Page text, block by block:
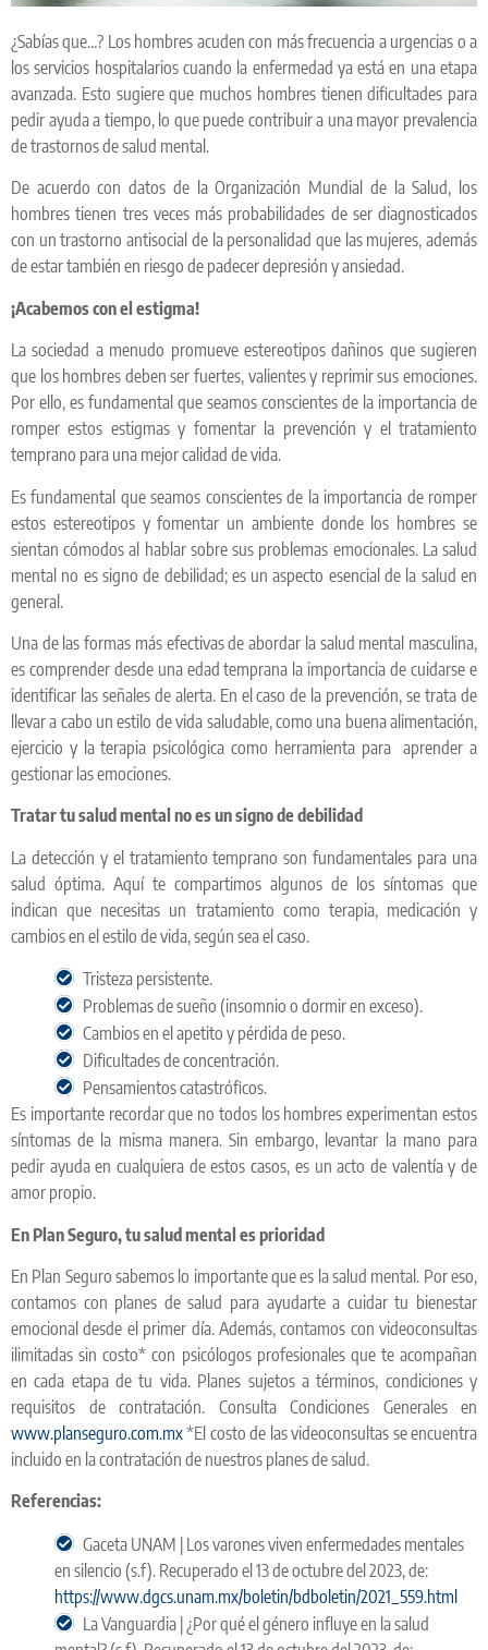
¿Sabías que…? Los hombres acuden con más frecuencia a urgencias o a
los servicios hospitalarios cuando la enfermedad ya está en una etapa
avanzada. Esto sugiere que muchos hombres tienen dificultades para
pedir ayuda a tiempo, lo que puede contribuir a una mayor prevalencia
de trastornos de salud mental.
De acuerdo con datos de la Organización Mundial de la Salud, los
hombres tienen tres veces más probabilidades de ser diagnosticados
con un trastorno antisocial de la personalidad que las mujeres, además
de estar también en riesgo de padecer depresión y ansiedad.
¡Acabemos con el estigma!
La sociedad a menudo promueve estereotipos dañinos que sugieren
que los hombres deben ser fuertes, valientes y reprimir sus emociones.
Por ello, es fundamental que seamos conscientes de la importancia de
romper estos estigmas y fomentar la prevención y el tratamiento
temprano para una mejor calidad de vida.
Es fundamental que seamos conscientes de la importancia de romper
estos estereotipos y fomentar un ambiente donde los hombres se
sientan cómodos al hablar sobre sus problemas emocionales. La salud
mental no es signo de debilidad; es un aspecto esencial de la salud en
general.
Una de las formas más efectivas de abordar la salud mental masculina,
es comprender desde una edad temprana la importancia de cuidarse e
identificar las señales de alerta. En el caso de la prevención, se trata de
llevar a cabo un estilo de vida saludable, como una buena alimentación,
ejercicio y la terapia psicológica como herramienta para aprender a
gestionar las emociones.
Tratar tu salud mental no es un signo de debilidad
La detección y el tratamiento temprano son fundamentales para una
salud óptima. Aquí te compartimos algunos de los síntomas que
indican que necesitas un tratamiento como terapia, medicación y
cambios en el estilo de vida, según sea el caso.
Tristeza persistente.
Problemas de sueño (insomnio o dormir en exceso).
Cambios en el apetito y pérdida de peso.
Dificultades de concentración.
Pensamientos catastróficos.
Es importante recordar que no todos los hombres experimentan estos
síntomas de la misma manera. Sin embargo, levantar la mano para
pedir ayuda en cualquiera de estos casos, es un acto de valentía y de
amor propio.
En Plan Seguro, tu salud mental es prioridad
En Plan Seguro sabemos lo importante que es la salud mental. Por eso,
contamos con planes de salud para ayudarte a cuidar tu bienestar
emocional desde el primer día. Además, contamos con videoconsultas
ilimitadas sin costo* con psicólogos profesionales que te acompañan
en cada etapa de tu vida. Planes sujetos a términos, condiciones y
requisitos de contratación. Consulta Condiciones Generales en
www.planseguro.com.mx*El costo de las videoconsultas se encuentra
incluido en la contratación de nuestros planes de salud.
Referencias:
Gaceta UNAM | Los varones viven enfermedades mentales
en silencio (s.f). Recuperado el 13 de octubre del 2023, de:
https://www.dgcs.unam.mx/boletin/bdboletin/2021_559.html
La Vanguardia | ¿Por qué el género influye en la salud